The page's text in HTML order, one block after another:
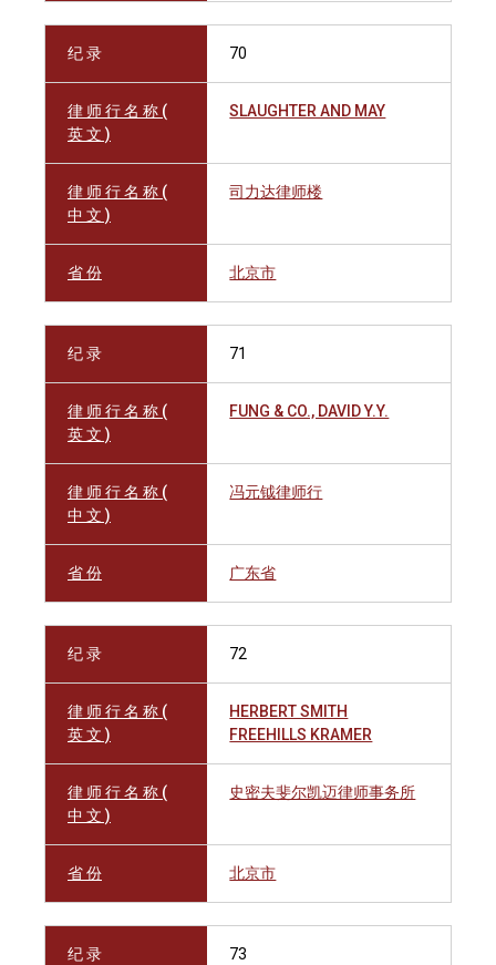
纪 录 70
律 师 行 名 称 (
英 文 )
SLAUGHTER AND MAY
律 师 行 名 称 (
中 文 )
司力达律师楼
省 份 北京市
纪 录 71
律 师 行 名 称 (
英 文 )
FUNG & CO., DAVID Y.Y.
律 师 行 名 称 (
中 文 )
冯元钺律师行
省 份 广东省
纪 录 72
律 师 行 名 称 (
英 文 )
HERBERT SMITH
FREEHILLS KRAMER
律 师 行 名 称 (
中 文 )
史密夫斐尔凯迈律师事务所
省 份 北京市
纪 录 73